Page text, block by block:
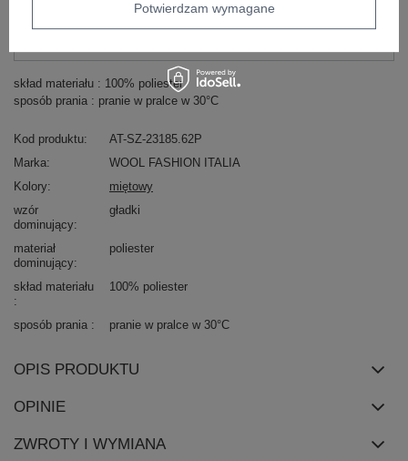
Masz pytanie? Chętnie pomożemy.
skład materiału : 100% poliester
sposób prania : pranie w pralce w 30°C
Kod produktu
AT-SZ-23185.62P
Marka
WOOL FASHION ITALIA
Kolory
miętowy
wzór
dominujący
gładki
materiał
dominujący
poliester
skład materiału 100% poliester
sposób prania pranie w pralce w 30°C
OPIS PRODUKTU
OPINIE
ZWROTY I WYMIANA
Potwierdzam wymagane